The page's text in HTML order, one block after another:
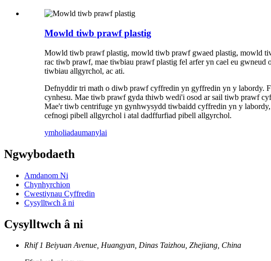
Mowld tiwb prawf plastig
Mowld tiwb prawf plastig, mowld tiwb prawf gwaed plastig, mowld
rac tiwb prawf, mae tiwbiau prawf plastig fel arfer yn cael eu
tiwbiau allgyrchol, ac ati.
Defnyddir tri math o diwb prawf cyffredin yn gyffredin yn y labordy.
cynhesu. Mae tiwb prawf gyda thiwb wedi'i osod ar sail tiwb prawf
Mae'r tiwb centrifuge yn gynhwysydd tiwbaidd cyffredin yn y
cefnogi pibell allgyrchol i atal dadffurfiad pibell allgyrchol.
ymholiadaumanylai
Ngwybodaeth
Amdanom Ni
Chynhyrchion
Cwestiynau Cyffredin
Cysylltwch â ni
Cysylltwch â ni
Rhif 1 Beiyuan Avenue, Huangyan, Dinas Taizhou, Zhejiang, China